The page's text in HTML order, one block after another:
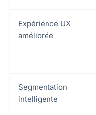
Expérience UX
améliorée
Segmentation
intelligente